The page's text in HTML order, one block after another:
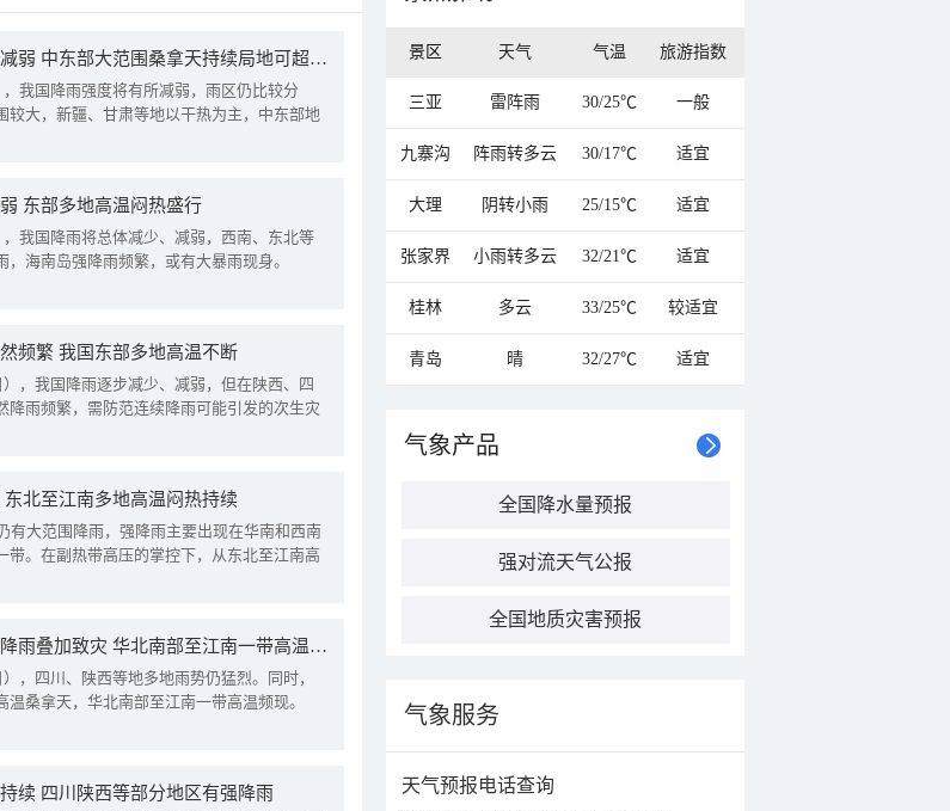
我国降雨强度进一步减弱 中东部大范围桑拿天持续局地可超38℃
我国降雨强度将有所减弱，雨区仍比较分
较大，新疆、甘肃等地以干热为主，中东部地
东部多地高温闷热盛行
我国降雨将总体减少、减弱，西南、东北等
海南岛强降雨频繁，或有大暴雨现身。
频繁 我国东部多地高温不断
，我国降雨逐步减少、减弱，但在陕西、四
降雨频繁，需防范连续降雨可能引发的次生灾
北至江南多地高温闷热持续
有大范围降雨，强降雨主要出现在华南和西南
带。在副热带高压的掌控下，从东北至江南高
四川陕西等地需警惕降雨叠加致灾 华北南部至江南一带高温频现
，四川、陕西等地多地雨势仍猛烈。同时，
桑拿天，华北南部至江南一带高温频现。
续 四川陕西等部分地区有强降雨
景区 天气 气温 旅游指数
三亚 雷阵雨 30/25℃ 一般
九寨沟 阵雨转多云 30/17℃ 适宜
大理 阴转小雨 25/15℃ 适宜
张家界 小雨转多云 32/21℃ 适宜
桂林 多云 33/25℃ 较适宜
青岛 晴 32/27℃ 适宜
气象产品
全国降水量预报
强对流天气公报
全国地质灾害预报
气象服务
天气预报电话查询